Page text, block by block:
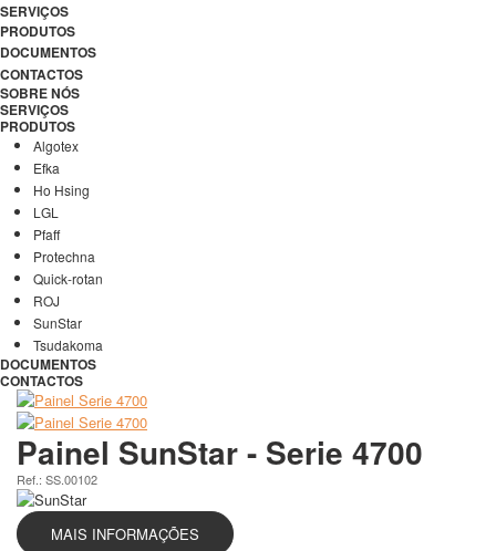
SERVIÇOS
PRODUTOS
DOCUMENTOS
CONTACTOS
SOBRE NÓS
SERVIÇOS
PRODUTOS
Algotex
Efka
Ho Hsing
LGL
Pfaff
Protechna
Quick-rotan
ROJ
SunStar
Tsudakoma
DOCUMENTOS
CONTACTOS
Painel SunStar - Serie 4700
Ref.: SS.00102
MAIS INFORMAÇÕES